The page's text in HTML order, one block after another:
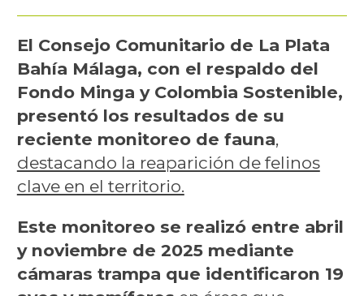
El Consejo Comunitario de La Plata
Bahía Málaga, con el respaldo del
Fondo Minga y Colombia Sostenible,
presentó los resultados de su
reciente monitoreo de fauna,
destacando la reaparición de felinos
clave en el territorio.
Este monitoreo se realizó entre abril
y noviembre de 2025 mediante
cámaras trampa que identificaron 19